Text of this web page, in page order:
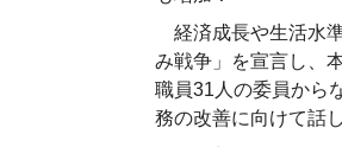
経済成長や生活水
み戦争」を宣言し、
職員31人の委員から
務の改善に向けて話